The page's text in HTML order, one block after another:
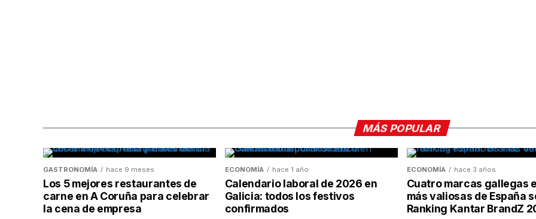
MÁS POPULAR
GASTRONOMÍA hace 9 meses
Los 5 mejores restaurantes de
carne en A Coruña para celebrar
la cena de empresa
ECONOMÍA hace 1 año
Calendario laboral de 2026 en
Galicia: todos los festivos
confirmados
ECONOMÍA hace 3 años
Cuatro marcas gallegas
más valiosas de España
Ranking Kantar BrandZ